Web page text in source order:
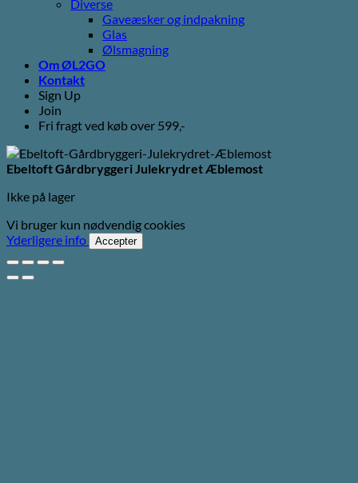
Diverse
Gaveæsker og indpakning
Glas
Ølsmagning
Om ØL2GO
Kontakt
Sign Up
Join
Fri fragt ved køb over 599,-
Ebeltoft Gårdbryggeri Julekrydret Æblemost
Ikke på lager
Vi bruger kun nødvendig cookies
Yderligere info
Accepter